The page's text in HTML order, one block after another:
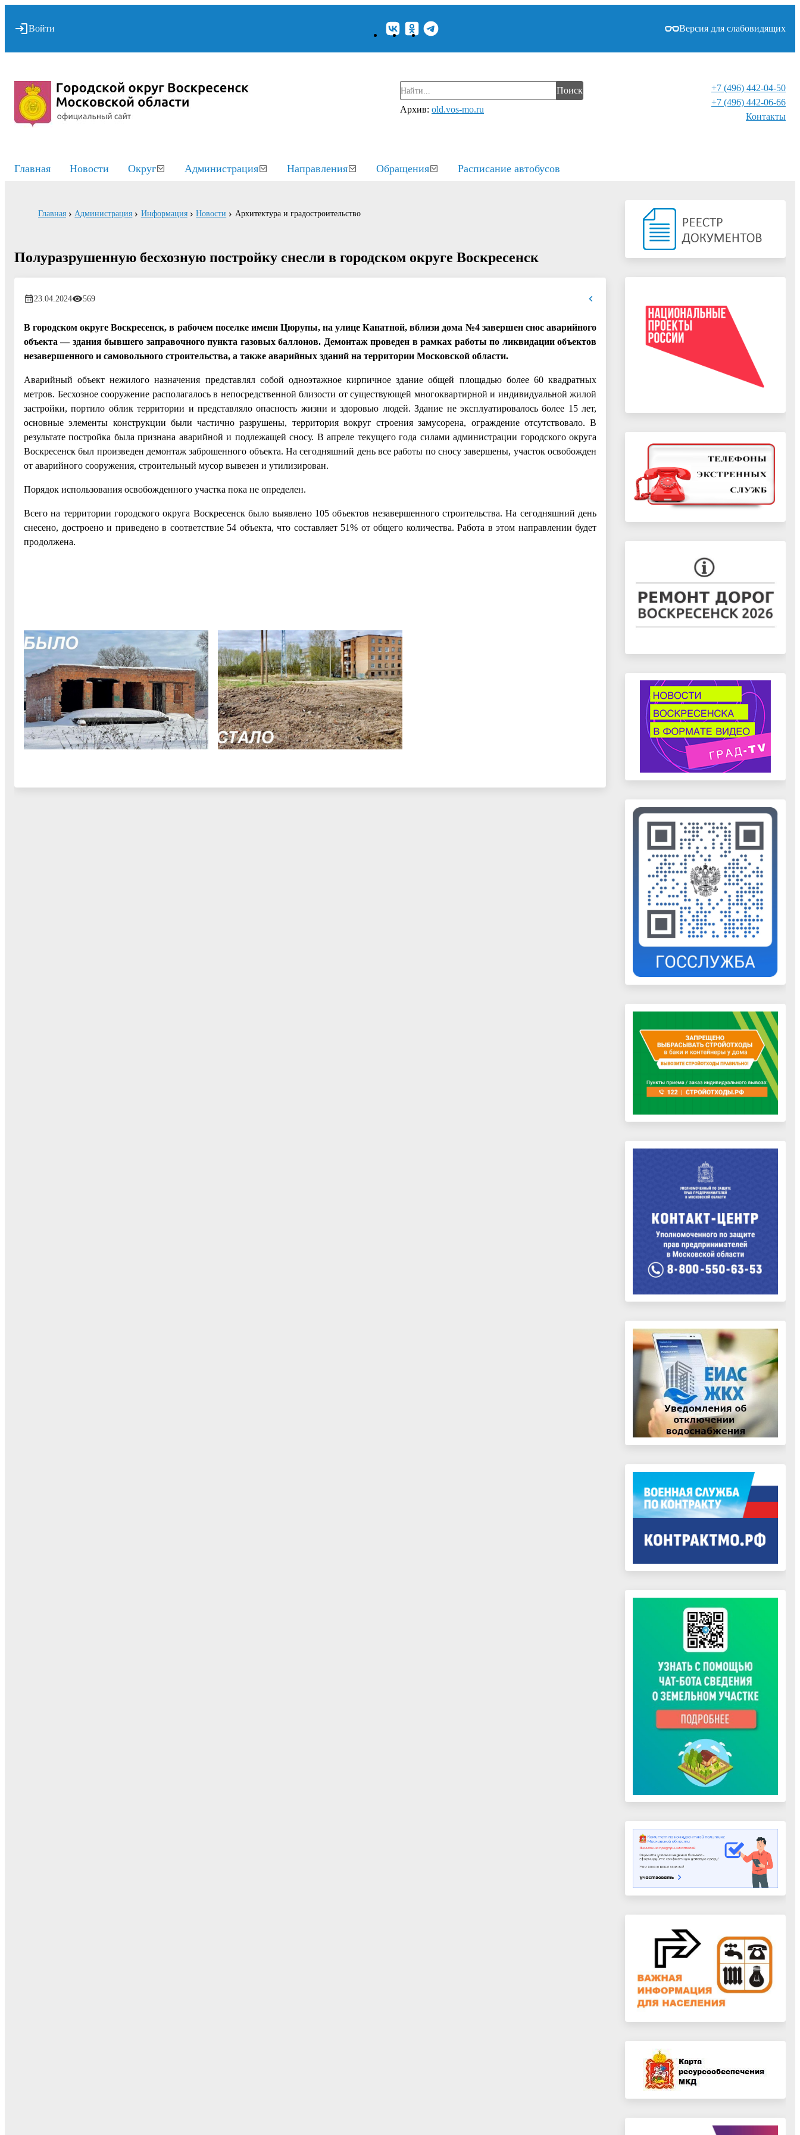
Войти Версия для слабовидящих
Поиск
Архив: old.vos-mo.ru
+7 (496) 442-04-50
+7 (496) 442-06-66
Контакты⁠
Главная Новости Округ Администрация Направления Обращения Расписание автобусов
Главная Администрация Информация Новости Архитектура и градостроительство
Полуразрушенную бесхозную постройку снесли в городском округе Воскресенск
23.04.2024 569
В городском округе Воскресенск, в рабочем поселке имени Цюрупы, на улице Канатной, вблизи дома №4 завершен снос аварийного
объекта — здания бывшего заправочного пункта газовых баллонов. Демонтаж проведен в рамках работы по ликвидации объектов
незавершенного и самовольного строительства, а также аварийных зданий на территории Московской области.
Аварийный объект нежилого назначения представлял собой одноэтажное кирпичное здание общей площадью более 60 квадратных
метров. Бесхозное сооружение располагалось в непосредственной близости от существующей многоквартирной и индивидуальной жилой
застройки, портило облик территории и представляло опасность жизни и здоровью людей. Здание не эксплуатировалось более 15 лет,
основные элементы конструкции были частично разрушены, территория вокруг строения замусорена, ограждение отсутствовало. В
результате постройка была признана аварийной и подлежащей сносу. В апреле текущего года силами администрации городского округа
Воскресенск был произведен демонтаж заброшенного объекта. На сегодняшний день все работы по сносу завершены, участок освобожден
от аварийного сооружения, строительный мусор вывезен и утилизирован.
Порядок использования освобожденного участка пока не определен.
Всего на территории городского округа Воскресенск было выявлено 105 объектов незавершенного строительства. На сегодняшний день
снесено, достроено и приведено в соответствие 54 объекта, что составляет 51% от общего количества. Работа в этом направлении будет
продолжена.